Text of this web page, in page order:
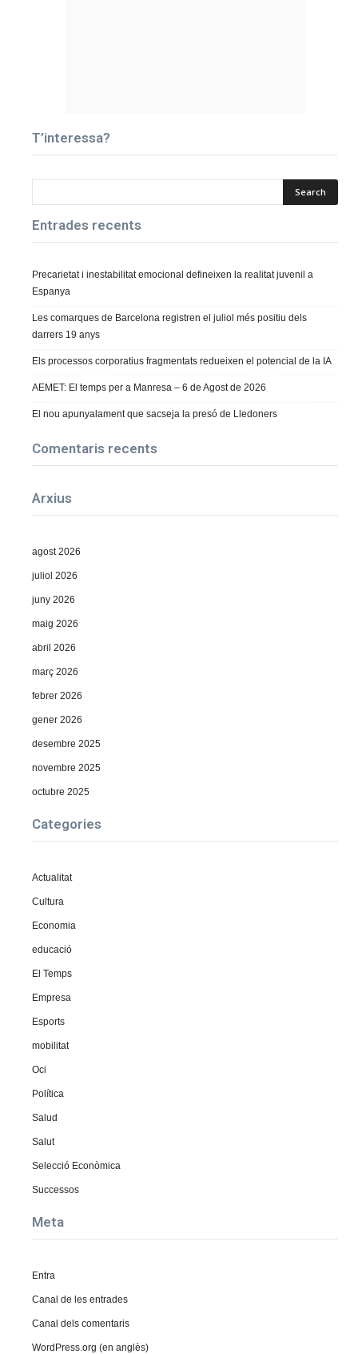
T’interessa?
Entrades recents
Precarietat i inestabilitat emocional defineixen la realitat juvenil a
Espanya
Les comarques de Barcelona registren el juliol més positiu dels
darrers 19 anys
Els processos corporatius fragmentats redueixen el potencial de la IA
AEMET: El temps per a Manresa – 6 de Agost de 2026
El nou apunyalament que sacseja la presó de Lledoners
Comentaris recents
Arxius
agost 2026
juliol 2026
juny 2026
maig 2026
abril 2026
març 2026
febrer 2026
gener 2026
desembre 2025
novembre 2025
octubre 2025
Categories
Actualitat
Cultura
Economia
educació
El Temps
Empresa
Esports
mobilitat
Oci
Política
Salud
Salut
Selecció Econòmica
Successos
Meta
Entra
Canal de les entrades
Canal dels comentaris
WordPress.org (en anglès)